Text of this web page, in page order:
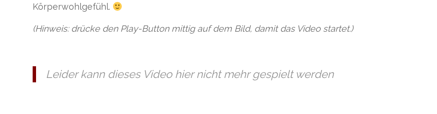
Körperwohlgefühl.
(Hinweis: drücke den Play-Button mittig auf dem Bild, damit das Video startet.)
Leider kann dieses Video hier nicht mehr gespielt werden